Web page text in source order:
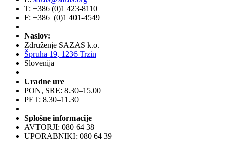
T: +386 (0)1 423-8110
F: +386 (0)1 401-4549
Naslov:
Združenje SAZAS k.o.
Špruha 19, 1236 Trzin
Slovenija
Uradne ure
PON, SRE: 8.30–15.00
PET: 8.30–11.30
Splošne informacije
AVTORJI: 080 64 38
UPORABNIKI: 080 64 39